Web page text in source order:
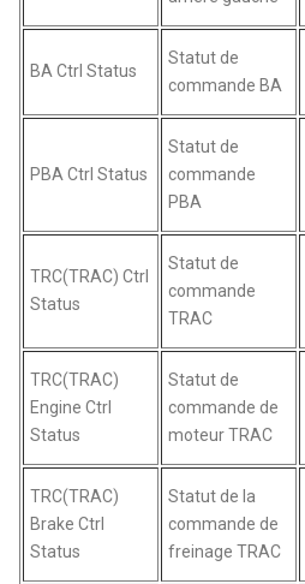
BA Ctrl Status
Statut de
commande BA
PBA Ctrl Status
Statut de
commande
PBA
TRC(TRAC) Ctrl
Status
Statut de
commande
TRAC
TRC(TRAC)
Engine Ctrl
Status
Statut de
commande de
moteur TRAC
TRC(TRAC)
Brake Ctrl
Status
Statut de la
commande de
freinage TRAC